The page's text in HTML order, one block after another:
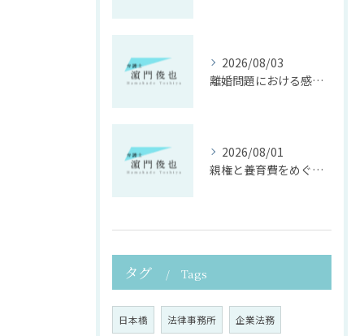
2026/08/03
離婚問題における感情面に配慮した誠実な法律サポート
2026/08/01
親権と養育費をめぐる法律支援の重要性
タグ Tags
日本橋 法律事務所 企業法務